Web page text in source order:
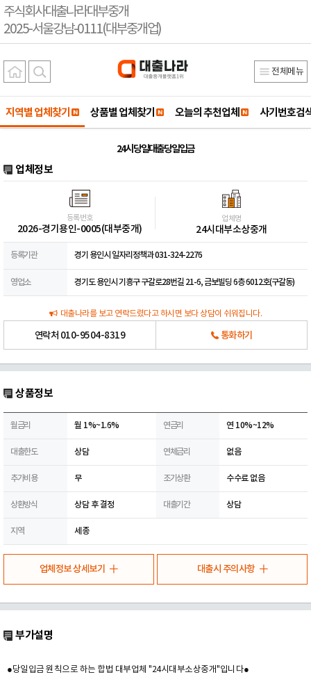
주식회사대출나라대부중개
2025-서울강남-0111(대부중개업)
전체메뉴
지역별 업체찾기 상품별 업체찾기 오늘의 추천업체 사기번호검
24시 당일대출당일입금
업체정보
등록번호
2026-경기용인-0005(대부중개)
업체명
24시대부소상중개
등록기관 경기 용인시 일자리정책과 031-324-2276
영업소 경기도 용인시 기흥구 구갈로28번길 21-6, 금보빌딩 6층 6012호(구갈동)
대출나라를 보고 연락드렸다고 하시면 보다 상담이 쉬워집니다.
연락처 010-9504-8319 통화하기
상품정보
월금리 월 1%~1.6% 연금리 연 10%~12%
대출한도 상담 연체금리 없음
추가비용 무 조기상환 수수료 없음
상환방식 상담 후 결정 대출기간 상담
지역 세종
업체정보 상세보기 대출시 주의사항
부가설명
●당일입금 원칙으로 하는 합법 대부업체 "24시대부소상중개"입니다●